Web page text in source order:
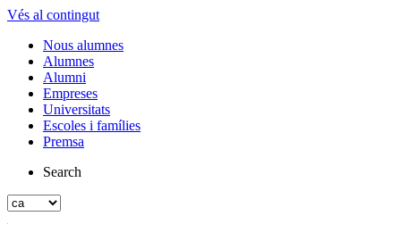
Vés al contingut
Nous alumnes
Alumnes
Alumni
Empreses
Universitats
Escoles i famílies
Premsa
Search